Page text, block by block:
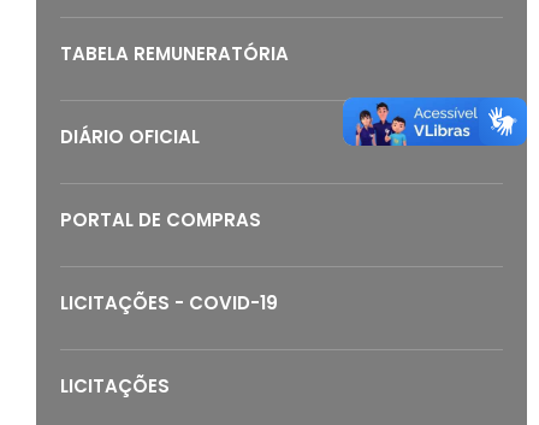
TABELA REMUNERATÓRIA
DIÁRIO OFICIAL
PORTAL DE COMPRAS
LICITAÇÕES - COVID-19
LICITAÇÕES